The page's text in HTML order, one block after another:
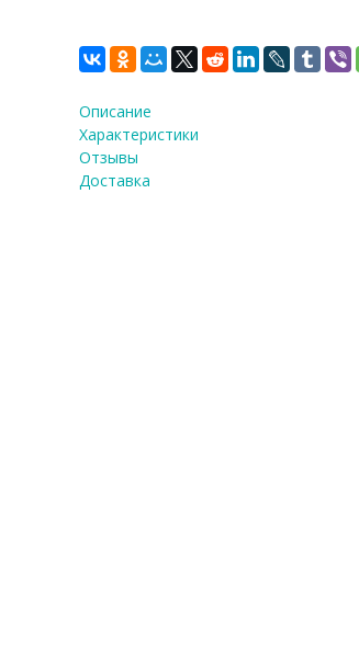
Описание
Характеристики
Отзывы
Доставка